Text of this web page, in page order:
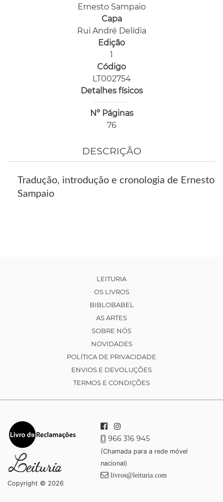
Ernesto Sampaio
Capa
Rui André Delídia
Edição
1
Código
LT002754
Detalhes físicos
Nº Páginas
76
DESCRIÇÃO
Tradução, introdução e cronologia de Ernesto
Sampaio
LEITURIA
OS LIVROS
BIBLOBABEL
AS ARTES
SOBRE NÓS
NOVIDADES
POLÍTICA DE PRIVACIDADE
ENVIOS E DEVOLUÇÕES
TERMOS E CONDIÇÕES
Copyright © 2026
966 316 945
(Chamada para a rede móvel
nacional)
livros@leituria.com